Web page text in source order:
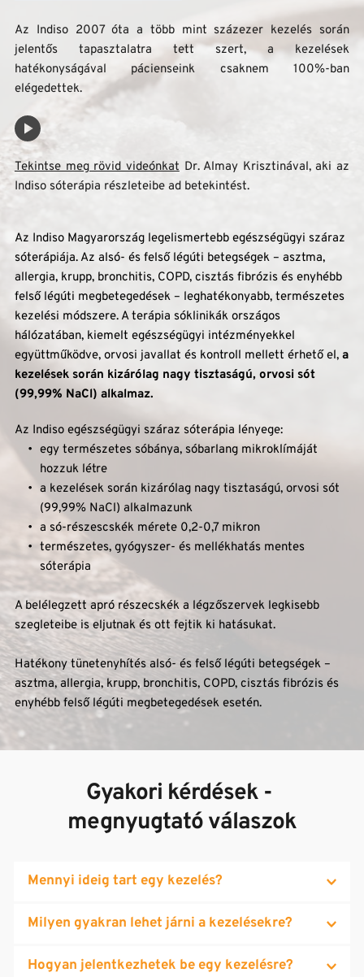
Az Indiso 2007 óta a több mint százezer kezelés során
jelentős tapasztalatra tett szert, a kezelések
hatékonyságával pácienseink csaknem 100%-ban
elégedettek.
Tekintse meg rövid videónkat Dr. Almay Krisztinával, aki az
Indiso sóterápia részleteibe ad betekintést.
Az Indiso Magyarország legelismertebb egészségügyi száraz
sóterápiája. Az alsó- és felső légúti betegségek – asztma,
allergia, krupp, bronchitis, COPD, cisztás fibrózis és enyhébb
felső légúti megbetegedések – leghatékonyabb, természetes
kezelési módszere. A terápia sóklinikák országos
hálózatában, kiemelt egészségügyi intézményekkel
együttműködve, orvosi javallat és kontroll mellett érhető el, a
kezelések során kizárólag nagy tisztaságú, orvosi sót
(99,99% NaCl) alkalmaz.
Az Indiso egészségügyi száraz sóterápia lényege:
egy természetes sóbánya, sóbarlang mikroklímáját
hozzuk létre
a kezelések során kizárólag nagy tisztaságú, orvosi sót
(99,99% NaCl) alkalmazunk
a só-részescskék mérete 0,2-0,7 mikron
természetes, gyógyszer- és mellékhatás mentes
sóterápia
A belélegzett apró részecskék a légzőszervek legkisebb
szegleteibe is eljutnak és ott fejtik ki hatásukat.
Hatékony tünetenyhítés alsó- és felső légúti betegségek –
asztma, allergia, krupp, bronchitis, COPD, cisztás fibrózis és
enyhébb felső légúti megbetegedések esetén.
Gyakori kérdések -
megnyugtató válaszok
Mennyi ideig tart egy kezelés?
Egy kezelés alkalmával a felnőttek egy órát töltenek a
kezelőben. Gyermekeknél a kezelési idő 45 perc. Kúra
esetén javallott, hogy az egyes alkalmak között ne teljen el
Milyen gyakran lehet járni a kezelésekre?
Lehetőség van a napi kétszeri kezelésre is, amennyiben a
Hogyan jelentkezhetek be egy kezelésre?